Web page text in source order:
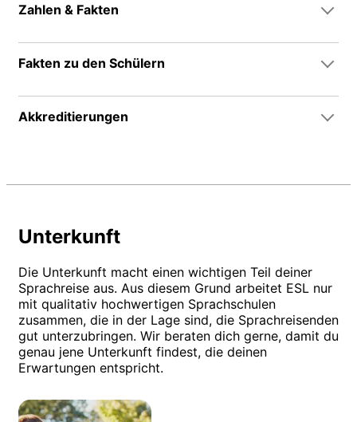
Zahlen & Fakten
Fakten zu den Schülern
Akkreditierungen
Unterkunft
Die Unterkunft macht einen wichtigen Teil deiner
Sprachreise aus. Aus diesem Grund arbeitet ESL nur
mit qualitativ hochwertigen Sprachschulen
zusammen, die in der Lage sind, die Sprachreisenden
gut unterzubringen. Wir beraten dich gerne, damit du
genau jene Unterkunft findest, die deinen
Erwartungen entspricht.